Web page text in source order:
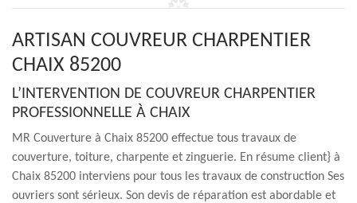
ARTISAN COUVREUR CHARPENTIER
CHAIX 85200
L’INTERVENTION DE COUVREUR CHARPENTIER
PROFESSIONNELLE À CHAIX
MR Couverture à Chaix 85200 effectue tous travaux de
couverture, toiture, charpente et zinguerie. En résume client} à
Chaix 85200 interviens pour tous les travaux de construction Ses
ouvriers sont sérieux. Son devis de réparation est abordable et